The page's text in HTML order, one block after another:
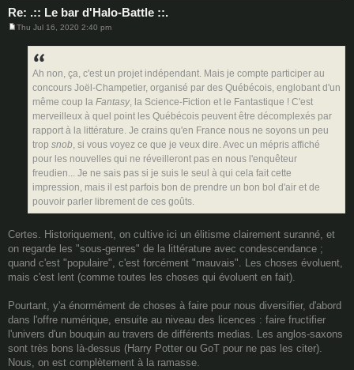
Re: .:: Le bar d'Halo-Battle ::.
Thu Jul 16, 2020 2:40 pm
Ah non, ça, c'est un projet indépendant. Mais je compte participer au
concours Joël-Champetier, organisé par des Québécois, englobant d'un
même coup la Fantasy, la Science-Fiction et le Fantastique ! C'est
merveilleux à quel point les Québécois peuvent être décomplexés par
rapport à la littérature. Je crains qu'en France nous ne soyons un peu
trop snob, si vous voyez ce que je veux dire. Avec un mépris affiché
pour les nouvelles qui ne réveilleront pas en nous l'enquêteur
freudien... Je ne sais pas si je suis le seul à qui cela fait cette
impression, mais il est parfois bon de prendre un bon bol d'air et de
pouvoir parler librement de ces goûts.
Certes. Historiquement, on cultive ici un élitisme clairement suranné, et
on regarde les "sous-genres" de la littérature avec condescendance ;
quand c'est "populaire", c'est forcément "mauvais". Les choses évoluent,
mais c'est lent (comme toutes les choses qui évoluent en fait).
Pourtant, y'a énormément de choses à faire pour nous diversifier, d'abord
dans l'offre numérique, ensuite au niveau des licences : faire fructifier
l'univers d'un bouquin au travers de différents medias. Les anglos-saxons
sont très bons là-dessus (Harry Potter ou GoT pour ne pas les citer).
Nous, on est complètement à la ramasse.